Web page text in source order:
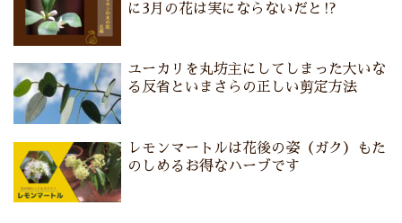
に3月の花は実にならないだと⁉
ユーカリを丸坊主にしてしまった大いな
る反省といまさらの正しい剪定方法
レモンマートルは花後の姿（ガク）もた
のしめるお得なハーブです